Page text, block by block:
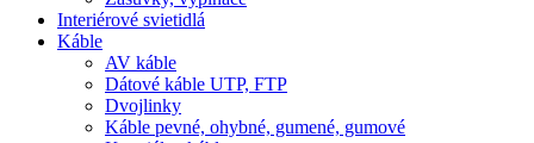
Interiérové svietidlá
Káble
AV káble
Dátové káble UTP, FTP
Dvojlinky
Káble pevné, ohybné, gumené, gumové